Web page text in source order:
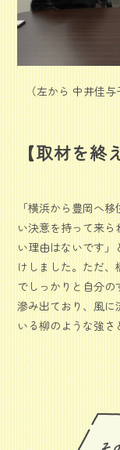
（左から 中井佳
【取材を終
「横浜から豊岡へ
い決意を持って来
い理由はないです
けしました。ただ
でしっかりと自分
滲み出ており、風
いる柳のような強